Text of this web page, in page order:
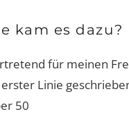
kam es dazu?
für meinen
Linie
50